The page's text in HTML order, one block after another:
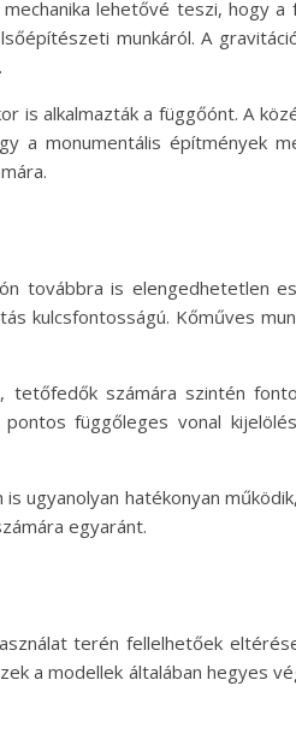
lehetővé teszi, hogy a
munkáról. A
is alkalmazták a függőónt. A
a monumentális építmények
továbbra is elengedhetetlen
kulcsfontosságú. Kőműves
tetőfedők számára szintén
függőleges vonal
ugyanolyan hatékonyan
egyaránt.
terén fellelhetőek
a modellek általában hegyes